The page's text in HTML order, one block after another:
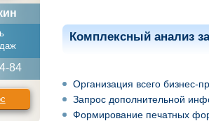
84
Комплексный анализ
Организация всего бизнес-
Запрос дополнительной
Формирование печатных